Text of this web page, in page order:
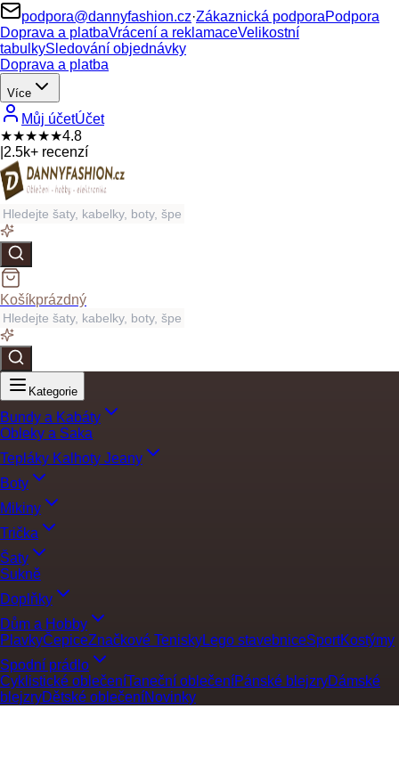
podpora@dannyfashion.cz·Zákaznická podporaPodpora
Doprava a platbaVrácení a reklamaceVelikostní
tabulkySledování objednávky
Doprava a platba
Více
Můj účetÚčet
★★★★★4.8
2.5k+ recenzí
Košíkprázdný
Kategorie
Bundy a Kabáty
Obleky a Saka
Tepláky Kalhoty Jeany
Boty
Mikiny
Trička
Šaty
Sukně
Doplňky
Dům a Hobby
PlavkyČepiceZnačkové TeniskyLego stavebniceSportKostýmy
Spodní prádlo
Cyklistické oblečeníTaneční oblečeníPánské blejzryDámské
blejzryDětské oblečeníNovinky